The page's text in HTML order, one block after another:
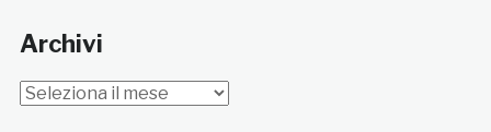
Archivi
Archivi